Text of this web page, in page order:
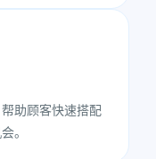
助顾客快速搭配
。